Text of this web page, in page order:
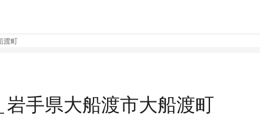
渡町
岩手県大船渡市大船渡町